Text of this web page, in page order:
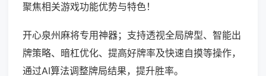
聚焦相关游戏功能优势与特色！
开心泉州麻将专用神器；支持透视全局牌型、智能出
牌策略、暗杠优化、提高好牌率及快速自摸等操作，
通过AI算法调整牌局结果，提升胜率。